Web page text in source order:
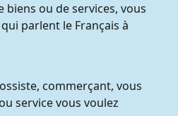
ou de services, vous
parlent le Français à
commerçant, vous
service vous voulez